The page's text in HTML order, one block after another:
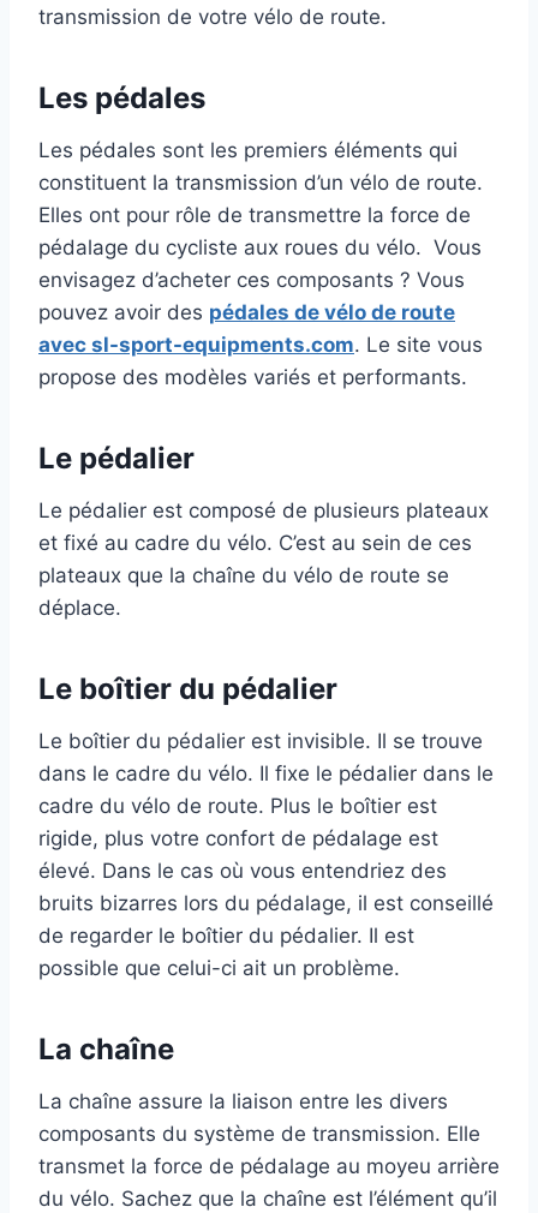
transmission de votre vélo de route.
Les pédales
Les pédales sont les premiers éléments qui
constituent la transmission d’un vélo de route.
Elles ont pour rôle de transmettre la force de
pédalage du cycliste aux roues du vélo. Vous
envisagez d’acheter ces composants ? Vous
pouvez avoir des pédales de vélo de route
avec sl-sport-equipments.com. Le site vous
propose des modèles variés et performants.
Le pédalier
Le pédalier est composé de plusieurs plateaux
et fixé au cadre du vélo. C’est au sein de ces
plateaux que la chaîne du vélo de route se
déplace.
Le boîtier du pédalier
Le boîtier du pédalier est invisible. Il se trouve
dans le cadre du vélo. Il fixe le pédalier dans le
cadre du vélo de route. Plus le boîtier est
rigide, plus votre confort de pédalage est
élevé. Dans le cas où vous entendriez des
bruits bizarres lors du pédalage, il est conseillé
de regarder le boîtier du pédalier. Il est
possible que celui-ci ait un problème.
La chaîne
La chaîne assure la liaison entre les divers
composants du système de transmission. Elle
transmet la force de pédalage au moyeu arrière
du vélo. Sachez que la chaîne est l’élément qu’il